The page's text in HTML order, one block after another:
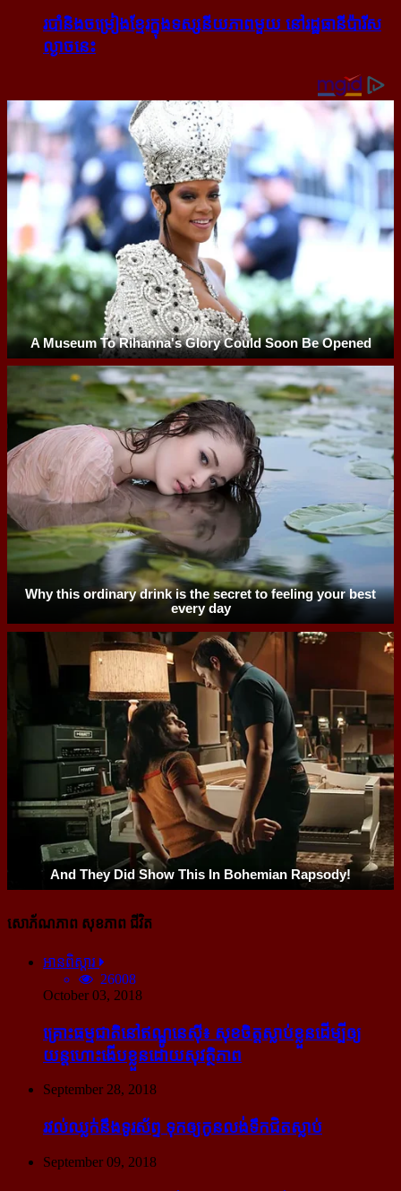
របាំ​និង​ចម្រៀង​ខ្មែរ​ក្នុង​ទស្សនីយភាព​មួយ នៅ​រដ្ឋធានី​ប៉ារីស​
ល្ងាច​នេះ
សោភ័ណភាព សុខភាព ជីវិត
អានពិស្ដារ
26008
October 03, 2018
គ្រោះធម្មជាតិនៅឥណ្ឌូនេស៊ី៖ សុខចិត្ត​ស្លាប់​ខ្លួន​ដើម្បី​ឲ្យ​
យន្ដហោះ​ងើប​ខ្លួន​ដោយ​សុវត្ថិភាព
September 28, 2018
រវល់​ឈ្លក់​នឹង​ទូរស័ព្ទ ទុក​ឲ្យ​កូន​លង់​ទឹក​ជិត​ស្លាប់
September 09, 2018